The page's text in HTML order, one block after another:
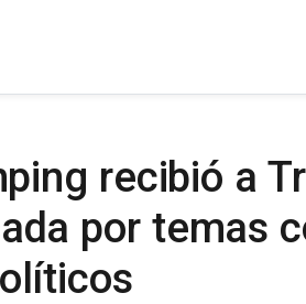
recibió a
por temas